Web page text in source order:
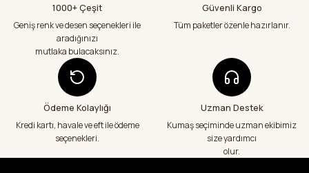
Aradığım kumaşçı artık hep buradan alış
veriş yapacağım in şa Allah çünkü 4 farklı
kumaş aldım hem ölçü olarak hem
görüntü,doku olarak çok memnun kaldım
emeği geçenlere teşekkür ediyorum
A... S... | 24/07/2026
Fiyatlar uygun ve çok fazla seçenek var
büyük kolaylık emeği geçenlere teşekkür
1000+ Çeşit
Geniş renk ve desen seçenekleri ile
aradığınızı
mutlaka bulacaksınız.
Güvenli Kargo
Tüm paketler özenle hazırlanır.
Ödeme Kolaylığı
Kredi kartı, havale ve eft ile ödeme
seçenekleri.
Uzman Destek
Kumaş seçiminde uzman ekibimiz
size yardımcı
olur.